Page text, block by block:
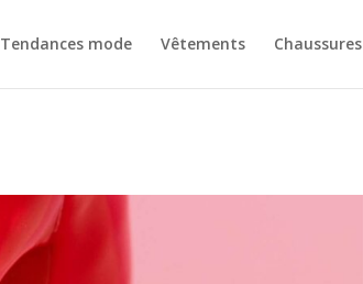
Tendances mode Vêtements Chaussures